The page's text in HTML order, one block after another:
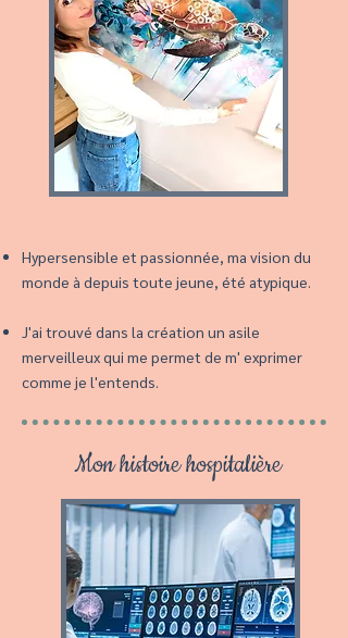
Hypersensible et passionnée, ma vision du
monde à depuis toute jeune, été atypique.
J'ai trouvé dans la création un asile
merveilleux qui me permet de m' exprimer
comme je l'entends.
Mon histoire hospitalière